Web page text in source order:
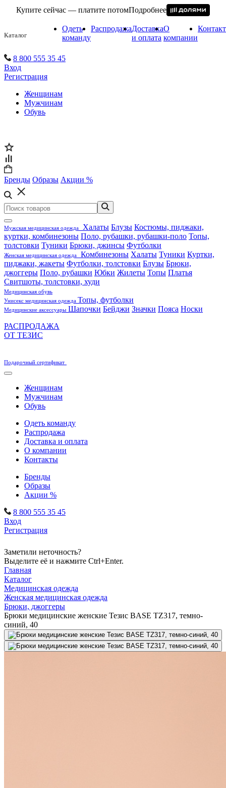
Купите сейчас — платите потомПодробнее
Каталог
Одеть
команду
РаспродажаДоставка
и оплата
О
компании
8 800 555 35 45
Вход
Регистрация
Женщинам
Мужчинам
Обувь
Бренды Образы Акции %
Мужская медицинская одежда Халаты Блузы Костюмы, пиджаки,
куртки, комбинезоны Поло, рубашки, рубашки-поло Топы,
толстовки Туники Брюки, джинсы Футболки
Женская медицинская одежда Комбинезоны Халаты Туники Куртки,
пиджаки, жакеты Футболки, толстовки Блузы Брюки,
джоггеры Поло, рубашки Юбки Жилеты Топы Платья
Свитшоты, толстовки, худи
Медицинская обувь
Унисекс медицинская одежда Топы, футболки
Медицинские аксессуары Шапочки Бейджи Значки Пояса Носки
РАСПРОДАЖА
ОТ ТЕЗИС
Подарочный сертификат
Женщинам
Мужчинам
Обувь
Одеть команду
Распродажа
Доставка и оплата
О компании
Контакты
Бренды
Образы
Акции %
8 800 555 35 45
Вход
Регистрация
Заметили неточность?
Выделите её и нажмите Ctrl+Enter.
Главная
Каталог
Медицинская одежда
Женская медицинская одежда
Брюки, джоггеры
Брюки медицинские женские Тезис BASE TZ317, темно-
синий, 40